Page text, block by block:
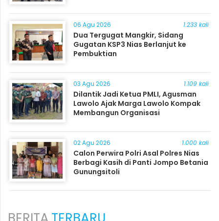
06 Agu 2026 1.233 kali
Dua Tergugat Mangkir, Sidang
Gugatan KSP3 Nias Berlanjut ke
Pembuktian
03 Agu 2026 1.109 kali
Dilantik Jadi Ketua PMLI, Agusman
Lawolo Ajak Marga Lawolo Kompak
Membangun Organisasi
02 Agu 2026 1.000 kali
Calon Perwira Polri Asal Polres Nias
Berbagi Kasih di Panti Jompo Betania
Gunungsitoli